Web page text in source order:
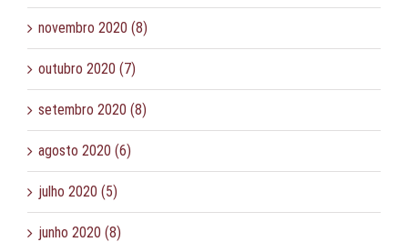
novembro 2020 (8)
outubro 2020 (7)
setembro 2020 (8)
agosto 2020 (6)
julho 2020 (5)
junho 2020 (8)